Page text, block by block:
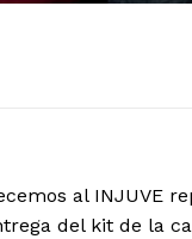
al INJUVE
del kit de la